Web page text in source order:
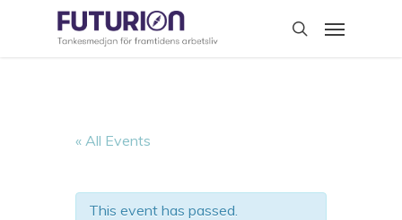
search
Menu
« All Events
This event has passed.